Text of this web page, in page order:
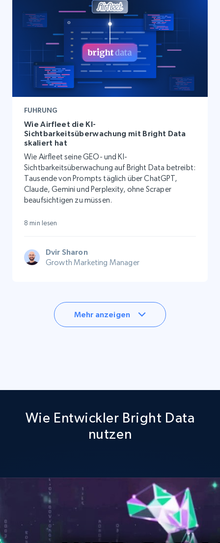
FUHRUNG
Wie Airfleet die KI-
Sichtbarkeitsüberwachung mit Bright Data
skaliert hat
Wie Airfleet seine GEO- und KI-
Sichtbarkeitsüberwachung auf Bright Data betreibt:
Tausende von Prompts täglich über ChatGPT,
Claude, Gemini und Perplexity, ohne Scraper
beaufsichtigen zu müssen.
8 min lesen
Dvir Sharon
Growth Marketing Manager
Mehr anzeigen
Wie Entwickler Bright Data
nutzen